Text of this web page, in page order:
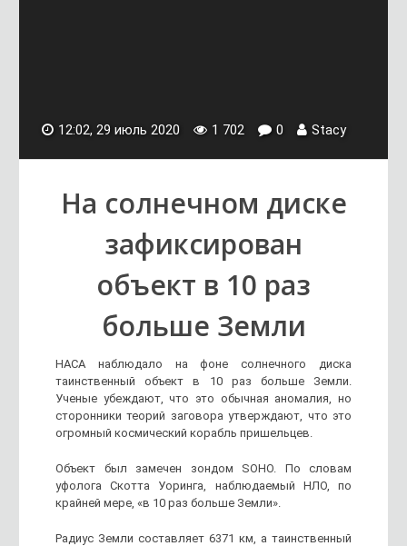
12:02, 29 июль 2020 1 702 0 Stacy
На солнечном диске
зафиксирован
объект в 10 раз
больше Земли
НАСА наблюдало на фоне солнечного диска
таинственный объект в 10 раз больше Земли.
Ученые убеждают, что это обычная аномалия, но
сторонники теорий заговора утверждают, что это
огромный космический корабль пришельцев.
Объект был замечен зондом SOHO. По словам
уфолога Скотта Уоринга, наблюдаемый НЛО, по
крайней мере, «в 10 раз больше Земли».
Радиус Земли составляет 6371 км, а таинственный